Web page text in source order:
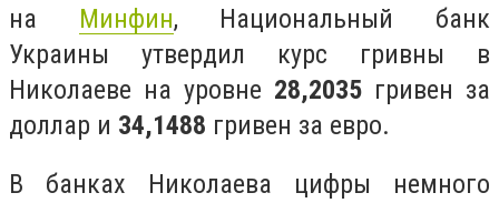
на Минфин, Национальный банк
Украины утвердил курс гривны в
Николаеве на уровне 28,2035 гривен за
доллар и 34,1488 гривен за евро.
В банках Николаева цифры немного